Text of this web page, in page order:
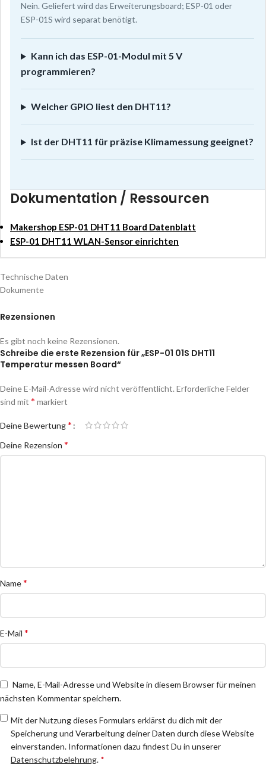
Nein. Geliefert wird das Erweiterungsboard; ESP-01 oder
ESP-01S wird separat benötigt.
Kann ich das ESP-01-Modul mit 5 V
programmieren?
Welcher GPIO liest den DHT11?
Ist der DHT11 für präzise Klimamessung geeignet?
Dokumentation / Ressourcen
Makershop ESP-01 DHT11 Board Datenblatt
ESP-01 DHT11 WLAN-Sensor einrichten
Technische Daten
Dokumente
Rezensionen
Es gibt noch keine Rezensionen.
Schreibe die erste Rezension für „ESP-01 01S DHT11
Temperatur messen Board“
Deine E-Mail-Adresse wird nicht veröffentlicht. Erforderliche Felder
sind mit * markiert
Deine Bewertung*
Deine Rezension *
Name*
E-Mail *
Name, E-Mail-Adresse und Website in diesem Browser für meinen
nächsten Kommentar speichern.
Mit der Nutzung dieses Formulars erklärst du dich mit der
Speicherung und Verarbeitung deiner Daten durch diese Website
einverstanden. Informationen dazu findest Du in unserer
Datenschutzbelehrung. *